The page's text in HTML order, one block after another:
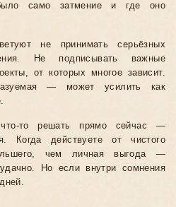
само затмение и где оно
не принимать серьёзных
Не подписывать важные
от которых многое зависит.
— может усилить как
то решать прямо сейчас —
Когда действуете от чистого
чем личная выгода —
Но если внутри сомнения